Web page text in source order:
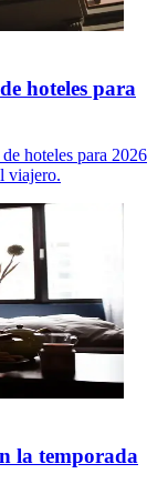
hoteles para
hoteles para 2026
viajero.
la temporada